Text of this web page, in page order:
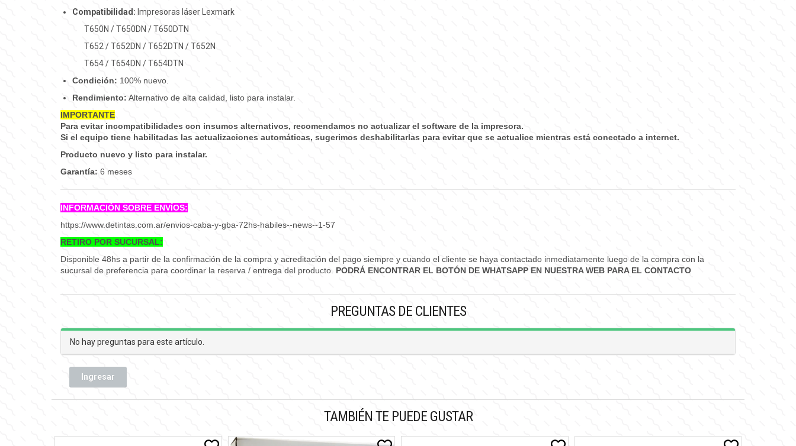
Compatibilidad: Impresoras láser Lexmark
T650N / T650DN / T650DTN
T652 / T652DN / T652DTN / T652N
T654 / T654DN / T654DTN
Condición: 100% nuevo.
Rendimiento: Alternativo de alta calidad, listo para instalar.
IMPORTANTE
Para evitar incompatibilidades con insumos alternativos, recomendamos no actualizar el software de la impresora.
Si el equipo tiene habilitadas las actualizaciones automáticas, sugerimos deshabilitarlas para evitar que se actualice mientras está conectado a internet.
Producto nuevo y listo para instalar.
Garantía: 6 meses
INFORMACIÓN SOBRE ENVÍOS:
https://www.detintas.com.ar/envios-caba-y-gba-72hs-habiles--news--1-57
RETIRO POR SUCURSAL:
Disponible 48hs a partir de la confirmación de la compra y acreditación del pago siempre y cuando el cliente se haya contactado inmediatamente luego de la compra con la
sucursal de preferencia para coordinar la reserva / entrega del producto. PODRÁ ENCONTRAR EL BOTÓN DE WHATSAPP EN NUESTRA WEB PARA EL CONTACTO
PREGUNTAS DE CLIENTES
No hay preguntas para este artículo.
Ingresar
TAMBIÉN TE PUEDE GUSTAR